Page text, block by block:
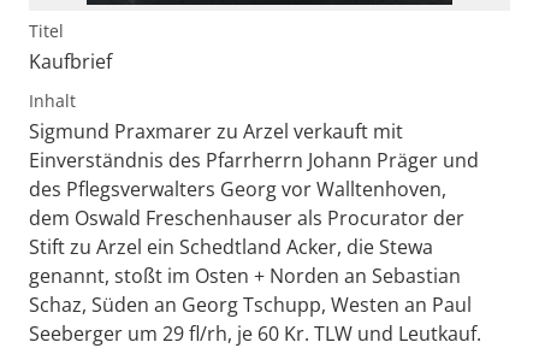
Titel
Kaufbrief
Inhalt
Sigmund Praxmarer zu Arzel verkauft mit
Einverständnis des Pfarrherrn Johann Präger und
des Pflegsverwalters Georg vor Walltenhoven,
dem Oswald Freschenhauser als Procurator der
Stift zu Arzel ein Schedtland Acker, die Stewa
genannt, stoßt im Osten + Norden an Sebastian
Schaz, Süden an Georg Tschupp, Westen an Paul
Seeberger um 29 fl/rh, je 60 Kr. TLW und Leutkauf.